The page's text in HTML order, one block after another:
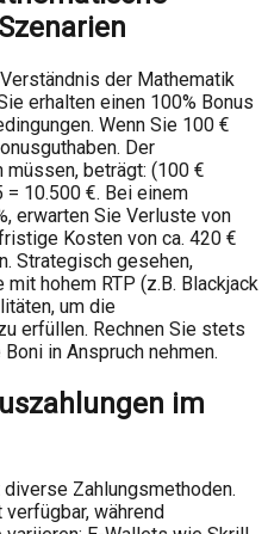
der Mathematik
erhalten einen 100% Bonus
Wenn Sie 100 €
Der
beträgt: (100 €
= 10.500 €. Bei einem
erwarten Sie Verluste von
Kosten von ca. 420 €
Strategisch gesehen,
hohem RTP (z.B. Blackjack
um die
erfüllen. Rechnen Sie stets
in Anspruch nehmen.
im
Zahlungsmethoden.
während